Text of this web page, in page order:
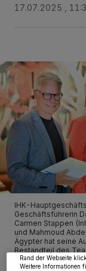
17.07.2025 ,
IHK-
Geschäftsführerin
Carmen Stappen
und Mahmoud
Ägypter hat seine
Bestandteil des
Foto: IHK
Wir und unsere 218
-
von OK aktivieren Sie
Partner verarbeiten
Zwecke. Wenn
möglicherweise nicht
wieder aufrufen, um
widerrufen, indem Sie
Rand der Webseite
Weitere Informationen